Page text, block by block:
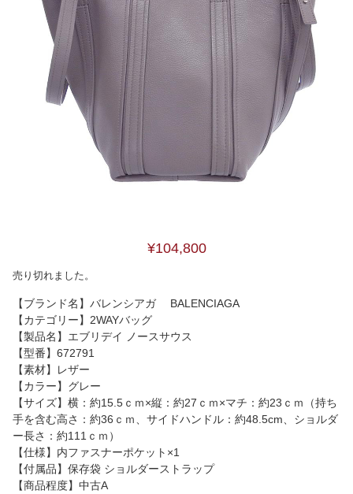
¥104,800
売り切れました。
【ブランド名】バレンシアガ BALENCIAGA
【カテゴリー】2WAYバッグ
【製品名】エブリデイ ノースサウス
【型番】672791
【素材】レザー
【カラー】グレー
【サイズ】横：約15.5ｃｍ×縦：約27ｃｍ×マチ：約23ｃｍ（持ち
手を含む高さ：約36ｃｍ、サイドハンドル：約48.5cm、ショルダ
ー長さ：約111ｃｍ）
【仕様】内ファスナーポケット×1
【付属品】保存袋 ショルダーストラップ
【商品程度】中古A